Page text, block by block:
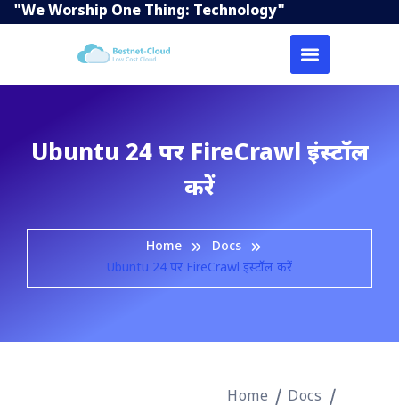
"We Worship One Thing: Technology"
Ubuntu 24 पर FireCrawl इंस्टॉल
करें
Home
Docs
Ubuntu 24 पर FireCrawl इंस्टॉल करें
Home
Docs